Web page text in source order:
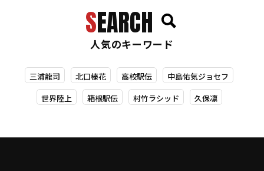
SEARCH
人気のキーワード
三浦龍司 北口榛花 高校駅伝 中島佑気ジョセフ
世界陸上 箱根駅伝 村竹ラシッド 久保凛